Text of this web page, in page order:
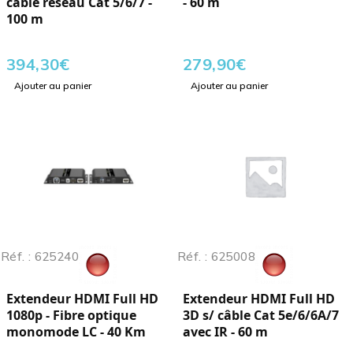
100 m
394,30€
Ajouter au panier
279,90€
Ajouter au panier
Réf. : 625240
Extendeur HDMI Full HD
1080p - Fibre optique
monomode LC - 40 Km
Réf. : 625008
Extendeur HDMI Full HD
3D s/ câble Cat 5e/6/6A/7
avec IR - 60 m